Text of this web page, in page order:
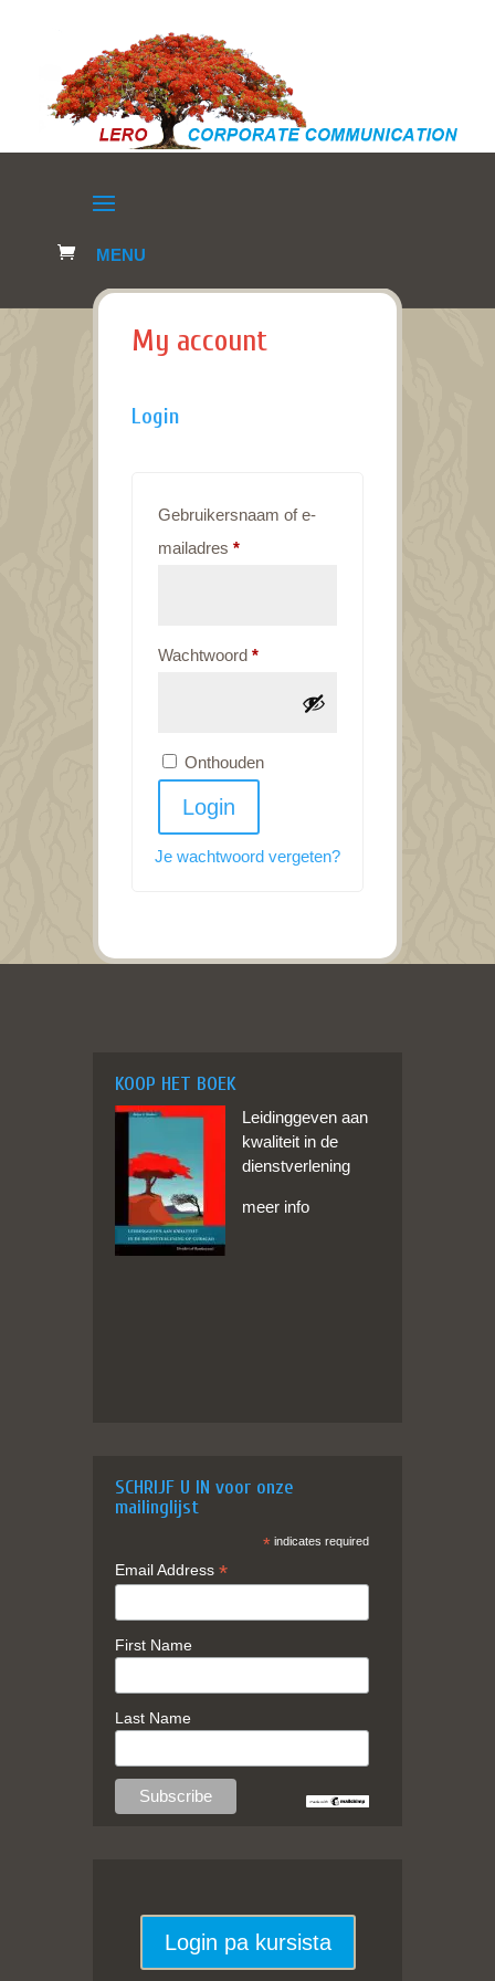
My account
Login
Gebruikersnaam of e-
mailadres *Vereist
Wachtwoord *Vereist
Onthouden
Login
Je wachtwoord vergeten?
KOOP HET BOEK
Leidinggeven aan
kwaliteit in de
dienstverlening
meer info
SCHRIJF U IN voor onze
mailinglijst
* indicates required
Email Address *
First Name
Last Name
Login pa kursista